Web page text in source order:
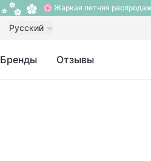
🌸 Жаркая летняя
Русский
Бренды Отзывы